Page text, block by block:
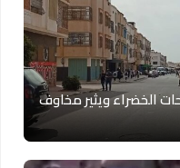
الخضراء ويثير مخاوف